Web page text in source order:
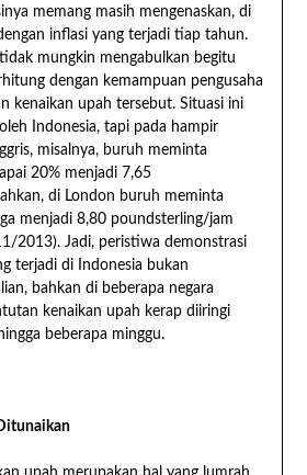
memang masih mengenaskan, di
inflasi yang terjadi tiap tahun.
mungkin mengabulkan begitu
dengan kemampuan pengusaha
kenaikan upah tersebut. Situasi ini
Indonesia, tapi pada hampir
misalnya, buruh meminta
20% menjadi 7,65
di London buruh meminta
menjadi 8,80 poundsterling/jam
2013). Jadi, peristiwa demonstrasi
terjadi di Indonesia bukan
bahkan di beberapa negara
kenaikan upah kerap diiringi
beberapa minggu.